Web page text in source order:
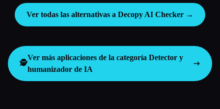
Ver todas las alternativas a Decopy AI Checker →
🕵️
Ver más aplicaciones de la categoría Detector y
humanizador de IA